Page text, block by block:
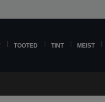
TOOTED TINT MEIST